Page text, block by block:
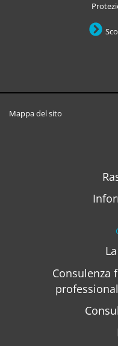
Mappa del sito
Consulenza